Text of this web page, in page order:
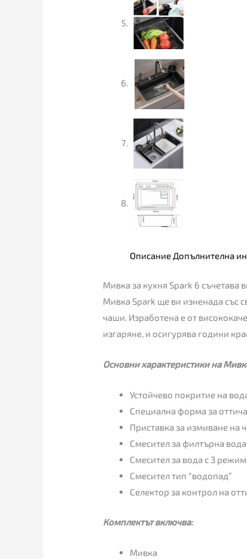
Описание Допълнителна
Мивка за кухня Spark 6 съчетава
Мивка Spark ще ви изненада със
чаши. Изработена е от
изгаряне, и осигурява години
Основни характеристики на
Устойчево покритие на
Специална форма за
Приставка за измиване на
Смесител за филтърна
Смесител за вода с 3
Смесител тип “водопад”
Селектор за контрол на
Комплектът включва:
Мивка